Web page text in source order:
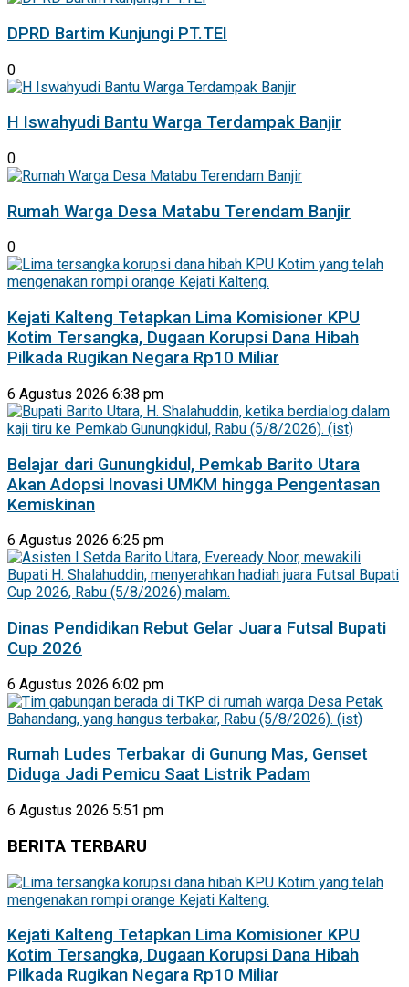
DPRD Bartim Kunjungi PT.TEI
0
H Iswahyudi Bantu Warga Terdampak Banjir
0
Rumah Warga Desa Matabu Terendam Banjir
0
Kejati Kalteng Tetapkan Lima Komisioner KPU
Kotim Tersangka, Dugaan Korupsi Dana Hibah
Pilkada Rugikan Negara Rp10 Miliar
6 Agustus 2026 6:38 pm
Belajar dari Gunungkidul, Pemkab Barito Utara
Akan Adopsi Inovasi UMKM hingga Pengentasan
Kemiskinan
6 Agustus 2026 6:25 pm
Dinas Pendidikan Rebut Gelar Juara Futsal Bupati
Cup 2026
6 Agustus 2026 6:02 pm
Rumah Ludes Terbakar di Gunung Mas, Genset
Diduga Jadi Pemicu Saat Listrik Padam
6 Agustus 2026 5:51 pm
BERITA TERBARU
Kejati Kalteng Tetapkan Lima Komisioner KPU
Kotim Tersangka, Dugaan Korupsi Dana Hibah
Pilkada Rugikan Negara Rp10 Miliar